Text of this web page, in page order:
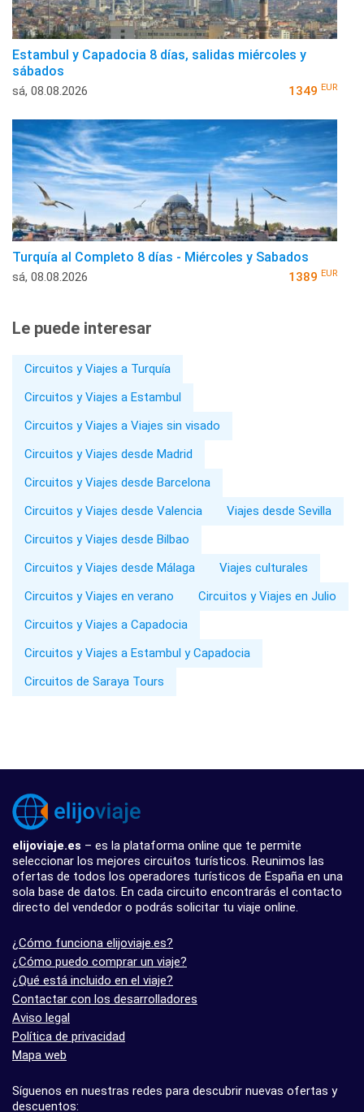
Estambul y Capadocia 8 días, salidas miércoles y
sábados
sá, 08.08.2026 1349 EUR
Turquía al Completo 8 días - Miércoles y Sabados
sá, 08.08.2026 1389 EUR
Le puede interesar
Circuitos y Viajes a Turquía
Circuitos y Viajes a Estambul
Circuitos y Viajes a Viajes sin visado
Circuitos y Viajes desde Madrid
Circuitos y Viajes desde Barcelona
Circuitos y Viajes desde Valencia
Viajes desde Sevilla
Circuitos y Viajes desde Bilbao
Circuitos y Viajes desde Málaga
Viajes culturales
Circuitos y Viajes en verano
Circuitos y Viajes en Julio
Circuitos y Viajes a Capadocia
Circuitos y Viajes a Estambul y Capadocia
Circuitos de Saraya Tours
elijoviaje.es – es la plataforma online que te permite
seleccionar los mejores circuitos turísticos. Reunimos las
ofertas de todos los operadores turísticos de España en una
sola base de datos. En cada circuito encontrarás el contacto
directo del vendedor o podrás solicitar tu viaje online.
¿Cómo funciona elijoviaje.es?
¿Cómo puedo comprar un viaje?
¿Qué está incluido en el viaje?
Contactar con los desarrolladores
Aviso legal
Política de privacidad
Mapa web
Síguenos en nuestras redes para descubrir nuevas ofertas y
descuentos: